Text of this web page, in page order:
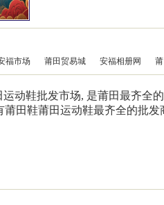
福市场 莆田贸易城 安福相册网
动鞋批发市场, 是莆田最齐全
莆田鞋莆田运动鞋最齐全的批